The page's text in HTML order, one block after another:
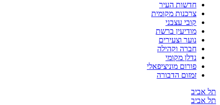
חדשות העיר
צרכנות מקומית
קובי עצבני
מודיעין ברשת
נוער וצעירים
חברה וקהילה
נדלן מקומי
פורום מוניציפאלי
זמזום הדבורה